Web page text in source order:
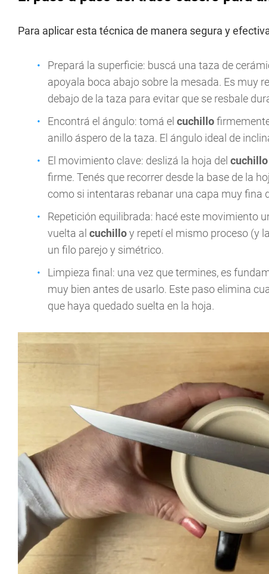
Para aplicar esta técnica de manera segura y
Prepará la superficie: buscá una taza de
apoyala boca abajo sobre la mesada. Es muy
debajo de la taza para evitar que se resbale
Encontrá el ángulo: tomá el cuchillo
anillo áspero de la taza. El ángulo ideal de
El movimiento clave: deslizá la hoja del cuchillo
firme. Tenés que recorrer desde la base de la
como si intentaras rebanar una capa muy fina
Repetición equilibrada: hacé este movimiento
vuelta al cuchilloy repetí el mismo proceso (y
un filo parejo y simétrico.
Limpieza final: una vez que termines, es
muy bien antes de usarlo. Este paso elimina
que haya quedado suelta en la hoja.